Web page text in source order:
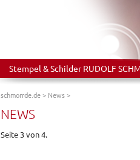
Stempel & Schilder RUDOLF
schmorrde.de> News>
NEWS
Seite 3 von 4.